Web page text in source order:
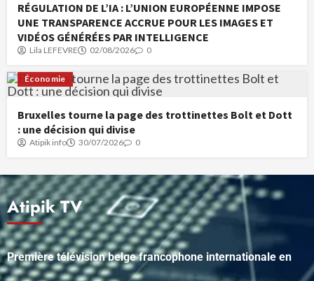
RÉGULATION DE L’IA : L’UNION EUROPÉENNE IMPOSE
UNE TRANSPARENCE ACCRUE POUR LES IMAGES ET
VIDÉOS GÉNÉRÉES PAR INTELLIGENCE
Lila LEFEVRE 02/08/2026 0
Économie
Bruxelles tourne la page des trottinettes Bolt et Dott
: une décision qui divise
Atipik info 30/07/2026 0
Atipik TV
Première télévision belge francophone internationale en